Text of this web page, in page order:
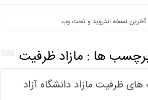
آخرین نسخه اندروید و تحت وب
و دانشگاه آزاد ۹۹
برچسب ها : مازاد ظرفیت
ظرفیت مازاد دانشگاه آزاد